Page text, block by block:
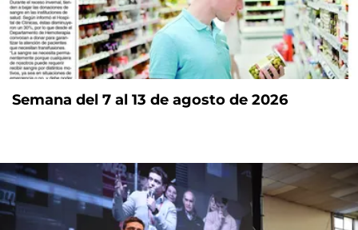
Semana del 7 al 13 de agosto de 2026